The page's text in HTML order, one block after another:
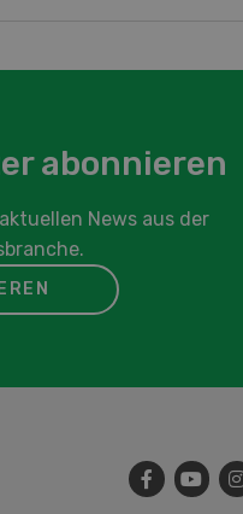
abonnieren
News aus der